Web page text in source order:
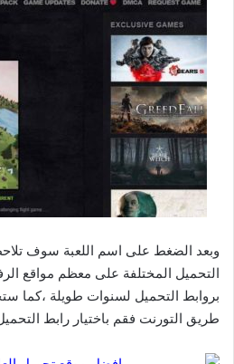
وبعد الضغط على اسم اللعبة سوف
التحميل المختلفة على معظم مواقع
بروابط التحميل لسنوات طويلة ،كما
طريق التورنت فقم باختيار رابط